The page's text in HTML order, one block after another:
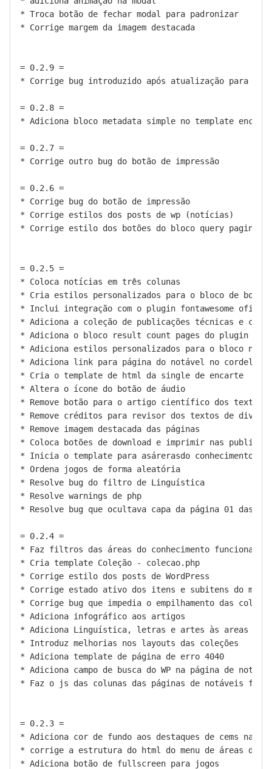
* Troca botão de fechar modal para padronizar
* Corrige margem da imagem destacada
= 0.2.9 =
* Corrige bug introduzido após atualização para o
= 0.2.8 =
* Adiciona bloco metadata simple no template
= 0.2.7 =
* Corrige outro bug do botão de impressão
= 0.2.6 =
* Corrige bug do botão de impressão
* Corrige estilos dos posts de wp (notícias)
* Corrige estilo dos botões do bloco query
= 0.2.5 =
* Coloca notícias em três colunas
* Cria estilos personalizados para o bloco de botões
* Inclui integração com o plugin fontawesome oficial
* Adiciona a coleção de publicações técnicas e
* Adiciona o bloco result count pages do plugin do
* Adiciona estilos personalizados para o bloco
* Adiciona link para página do notável no cordel e
* Cria o template de html da single de encarte
* Altera o ícone do botão de áudio
* Remove botão para o artigo científico dos textos
* Remove créditos para revisor dos textos de
* Remove imagem destacada das páginas
* Coloca botões de download e imprimir nas
* Inicia o template para asárerasdo conhecimento
* Ordena jogos de forma aleatória
* Resolve bug do filtro de Linguística
* Resolve warnings de php
* Resolve bug que ocultava capa da página 01 das
= 0.2.4 =
* Faz filtros das áreas do conhecimento funcionar
* Cria template Coleção - colecao.php
* Corrige estilo dos posts de WordPress
* Corrige estado ativo dos itens e subitens do
* Corrige bug que impedia o empilhamento das
* Adiciona infográfico aos artigos
* Adiciona Linguística, letras e artes às areas do
* Introduz melhorias nos layouts das coleções
* Adiciona template de página de erro 4040
* Adiciona campo de busca do WP na página de
* Faz o js das colunas das páginas de notáveis
= 0.2.3 =
* Adiciona cor de fundo aos destaques de cems na
* corrige a estrutura do html do menu de áreas do
* Adiciona botão de fullscreen para jogos